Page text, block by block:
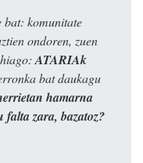
bat: komunitate
ondoren, zuen
ATARIAk
bat daukagu
hamarna
falta zara, bazatoz?